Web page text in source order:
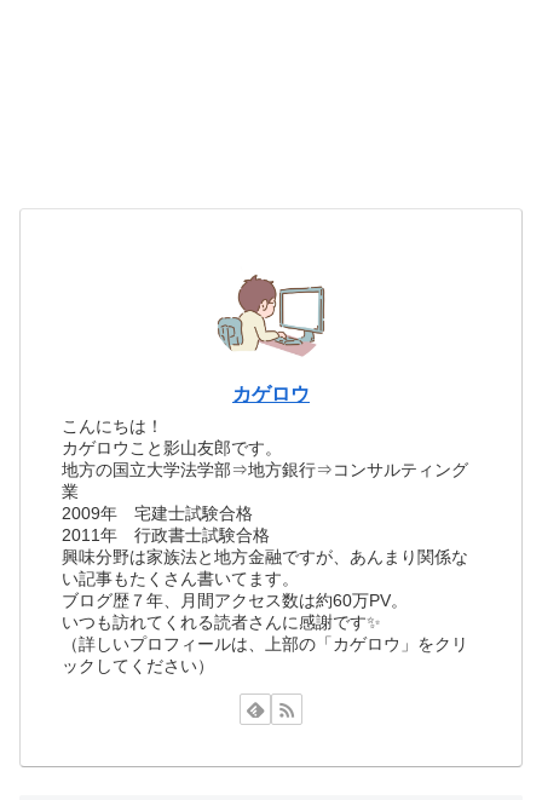
カゲロウ
こんにちは！
カゲロウこと影山友郎です。
地方の国立大学法学部⇒地方銀行⇒コンサルティング
業
2009年 宅建士試験合格
2011年 行政書士試験合格
興味分野は家族法と地方金融ですが、あんまり関係な
い記事もたくさん書いてます。
ブログ歴７年、月間アクセス数は約60万PV。
いつも訪れてくれる読者さんに感謝です✨
（詳しいプロフィールは、上部の「カゲロウ」をクリ
ックしてください）